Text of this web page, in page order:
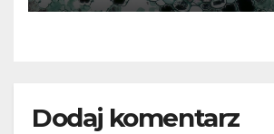
Dodaj komentarz